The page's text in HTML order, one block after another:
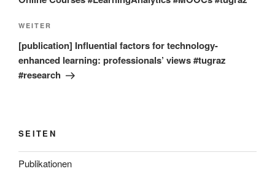
Nächster
Beitrag
WEITER
[publication] Influential factors for technology-
enhanced learning: professionals’ views #tugraz
#research
SEITEN
Publikationen